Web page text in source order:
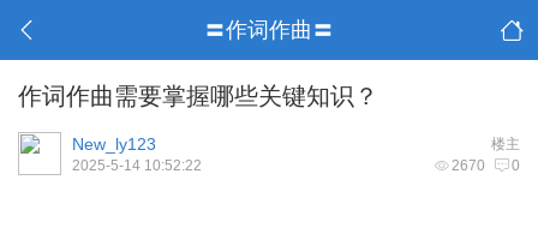
〓作词作曲〓
作词作曲需要掌握哪些关键知识？
楼主
New_ly123
2670 0
2025-5-14 10:52:22